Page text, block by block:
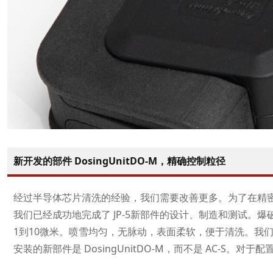
新开发的部件 DosingUnitDO-M，精确控制粒径
经过半导体芯片清洗的经验，我们需要改善更多。为了在精
我们已经成功地完成了 JP-5新部件的设计、制造和测试。
1到10微米。喷雪均匀，无脉动，表面柔软，便于清洗。我
安装的新部件是 DosingUnitDO-M，而不是 AC-S。对于配